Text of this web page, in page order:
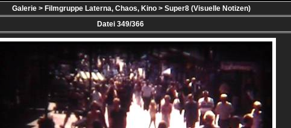
Galerie > Filmgruppe Laterna, Chaos, Kino > Super8 (Visuelle Notizen)
Datei 349/366